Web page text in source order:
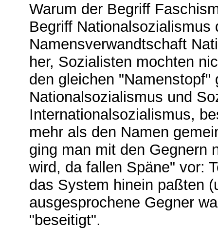
Warum der Begriff
Begriff
Namensverwandtschaft
her, Sozialisten mochten
den gleichen "Namenstopf"
Nationalsozialismus und
Internationalsozialismus,
mehr als den Namen
ging man mit den Gegnern
wird, da fallen Späne" vor:
das System hinein paßten
ausgesprochene Gegner
"beseitigt".